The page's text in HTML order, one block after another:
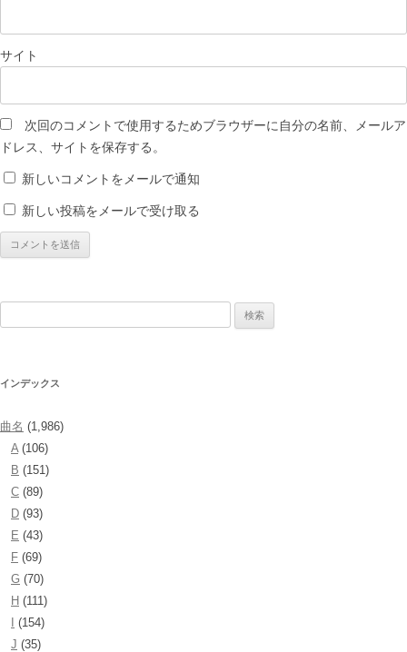
サイト
次回のコメントで使用するためブラウザーに自分の名前、メールア
ドレス、サイトを保存する。
新しいコメントをメールで通知
新しい投稿をメールで受け取る
インデックス
曲名 (1,986)
A(106)
B (151)
C (89)
D (93)
E (43)
F (69)
G (70)
H (111)
(154)
J (35)